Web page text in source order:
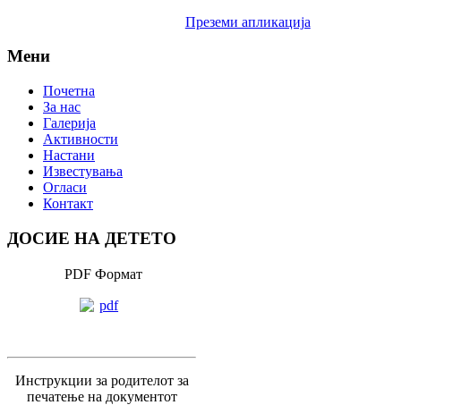
Преземи апликација
Мени
Почетна
За нас
Галерија
Активности
Настани
Известувања
Огласи
Контакт
ДОСИЕ НА ДЕТЕТО
PDF Формат
Инструкции за родителот за
печатење на документот